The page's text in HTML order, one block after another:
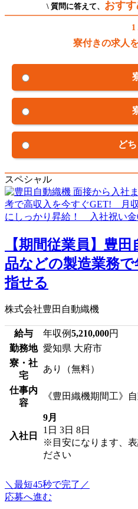
\ 質問に答えて、 おす
1
寮付きの求人
ど
スペシャル
【期間従業員】豊
品などの製造業務で
指せる
株式会社豊田自動織機
給与 年収例5,210,000円
勤務地 愛知県 大府市
寮・社
宅
あり（無料）
仕事内
容
《豊田織機期間工》
入社日
9月
1日 3日 8日
※目安になります、表
ださい
＼最短45秒で完了／
応募へ進む